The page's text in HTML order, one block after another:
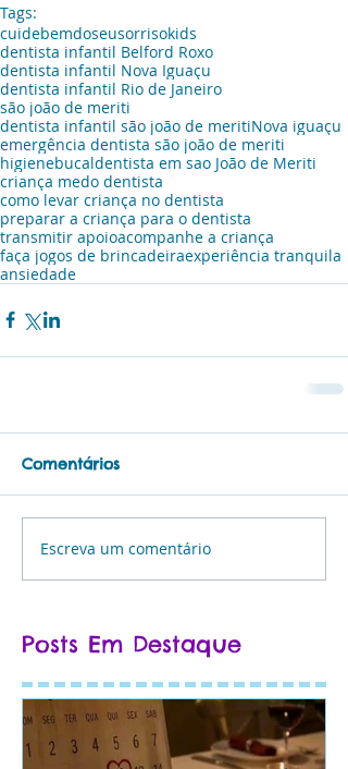
Tags:
cuidebemdoseusorrisokids
dentista infantil Belford Roxo
dentista infantil Nova Iguaçu
dentista infantil Rio de Janeiro
são joão de meriti
dentista infantil são joão de meritiNova iguaçu
emergência dentista são joão de meriti
higienebucaldentista em sao João de Meriti
criança medo dentista
como levar criança no dentista
preparar a criança para o dentista
transmitir apoioacompanhe a criança
faça jogos de brincadeiraexperiência tranquila
ansiedade
Comentários
Escreva um comentário
Posts Em Destaque